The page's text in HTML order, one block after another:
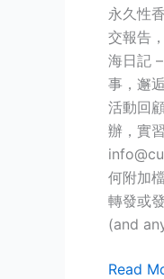
永久性
交報告
海日記
事，邂
活動回
辦，實
何附加
轉發或
(and
Read